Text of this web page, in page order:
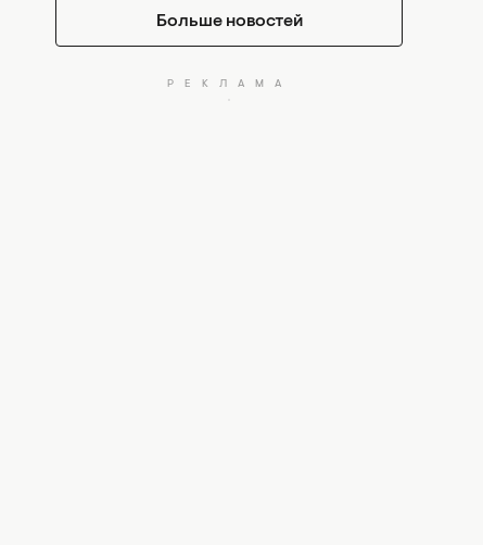
Больше новостей